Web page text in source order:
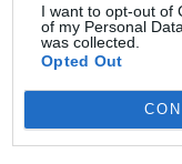
I want to opt-out of
of my Personal
was collected.
Opted Out
πολιορκία η